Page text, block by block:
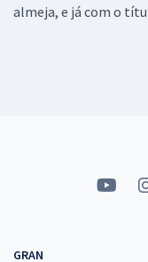
almeja, e já com o
GRAN